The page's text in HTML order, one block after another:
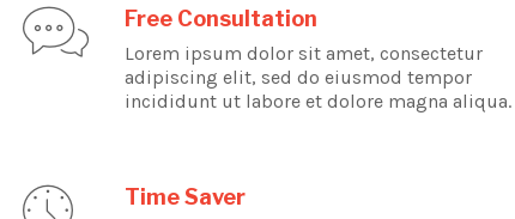
Free Consultation
Lorem ipsum dolor sit amet, consectetur
adipiscing elit, sed do eiusmod tempor
incididunt ut labore et dolore magna aliqua.
Time Saver